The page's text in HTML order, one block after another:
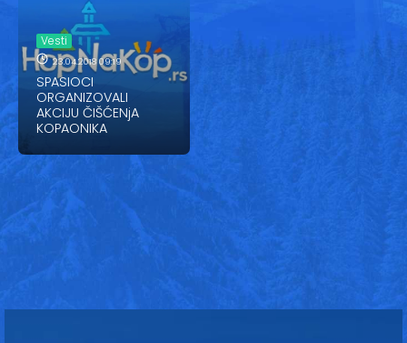
Vesti
23.04.2018 09:19
SPASIOCI
ORGANIZOVALI
AKCIJU ČIŠĆENjA
KOPAONIKA